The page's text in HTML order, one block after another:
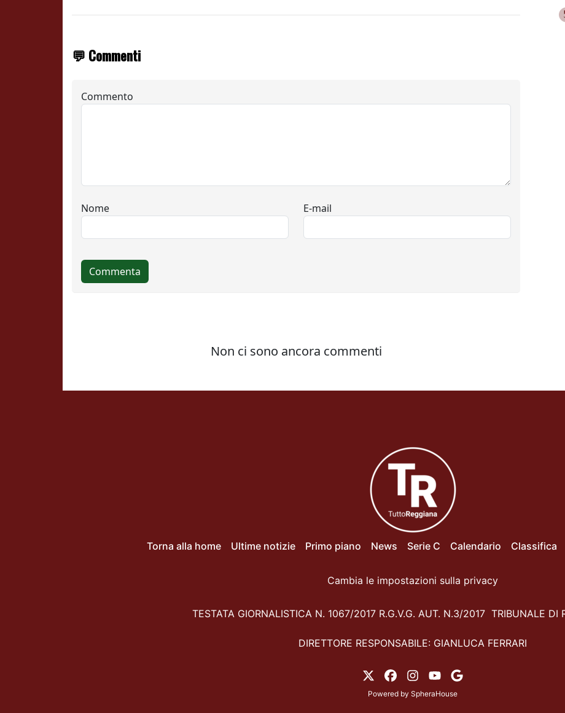
💬 Commenti
Torna alla home Ultime notizie Primo piano News Serie C Calendario Classifica
Cambia le impostazioni sulla privacy
TESTATA GIORNALISTICA N. 1067/2017 R.G.V.G. AUT. N.3/2017 TRIBUNALE DI
DIRETTORE RESPONSABILE: GIANLUCA FERRARI
Powered by SpheraHouse